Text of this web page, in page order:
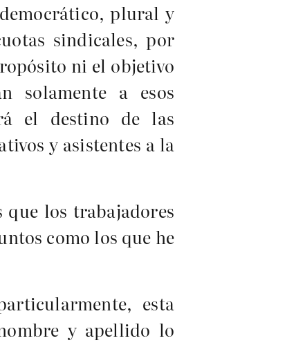
plural y
sindicales, por
ni el objetivo
solamente a esos
el destino de las
y asistentes a la
que los trabajadores
como los que he
esta
y apellido lo